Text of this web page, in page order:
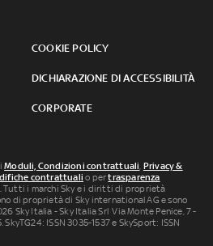
COOKIE POLICY
DICHIARAZIONE DI ACCESSIBILITÀ
CORPORATE
iModuli, Condizioni contrattuali Privacy &
contrattuali o pertrasparenza
. Tutti i marchi Sky e i diritti di proprietà
di proprietà di Sky international AG e sono
Sky Italia - Sky Italia Srl Via Monte Penice, 7 -
ISSN 3035-1537 e SkySport: ISSN